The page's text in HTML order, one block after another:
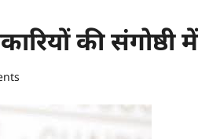
की संगोष्ठी